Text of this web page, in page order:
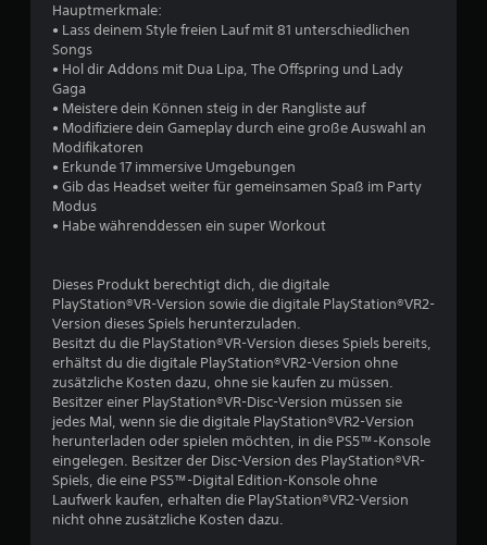
t
n
g
Hauptmerkmale:
• Lass deinem Style freien Lauf mit 81 unterschiedlichen
Songs
• Hol dir Addons mit Dua Lipa, The Offspring und Lady
Gaga
• Meistere dein Können steig in der Rangliste auf
• Modifiziere dein Gameplay durch eine große Auswahl an
Modifikatoren
• Erkunde 17 immersive Umgebungen
• Gib das Headset weiter für gemeinsamen Spaß im Party
Modus
• Habe währenddessen ein super Workout
Dieses Produkt berechtigt dich, die digitale
PlayStation®VR-Version sowie die digitale PlayStation®VR2-
Version dieses Spiels herunterzuladen.
Besitzt du die PlayStation®VR-Version dieses Spiels bereits,
erhältst du die digitale PlayStation®VR2-Version ohne
zusätzliche Kosten dazu, ohne sie kaufen zu müssen.
Besitzer einer PlayStation®VR-Disc-Version müssen sie
jedes Mal, wenn sie die digitale PlayStation®VR2-Version
herunterladen oder spielen möchten, in die PS5™-Konsole
eingelegen. Besitzer der Disc-Version des PlayStation®VR-
Spiels, die eine PS5™-Digital Edition-Konsole ohne
Laufwerk kaufen, erhalten die PlayStation®VR2-Version
nicht ohne zusätzliche Kosten dazu.